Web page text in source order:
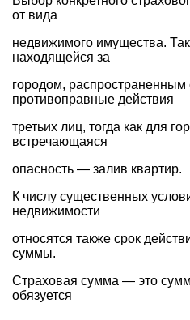
от вида
недвижимого имущества.
находящейся за
городом,
противоправные действия
третьих лиц, тогда как для
встречающаяся
опасность — залив квартир.
К числу существенных
недвижимости
относятся также срок
суммы.
Страховая сумма — это
обязуется